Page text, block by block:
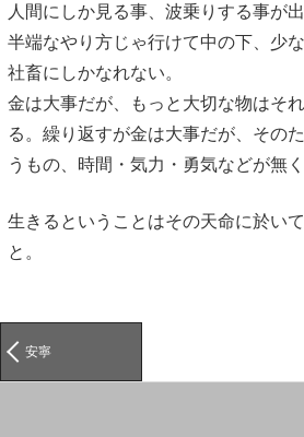
人間にしか見る事、波乗りする事が
半端なやり方じゃ行けて中の下、少
社畜にしかなれない。
金は大事だが、もっと大切な物はそ
る。繰り返すが金は大事だが、その
うもの、時間・気力・勇気などが無
生きるということはその天命に於い
と。
安寧